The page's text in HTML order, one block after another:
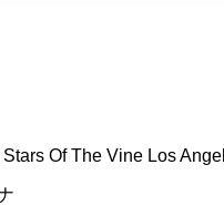
Of The Vine Los